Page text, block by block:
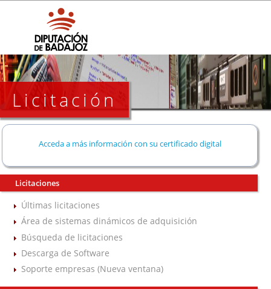
Licitación
Acceda a más información con su certificado digital
Licitaciones
Últimas licitaciones
Área de sistemas dinámicos de adquisición
Búsqueda de licitaciones
Descarga de Software
Soporte empresas (Nueva ventana)